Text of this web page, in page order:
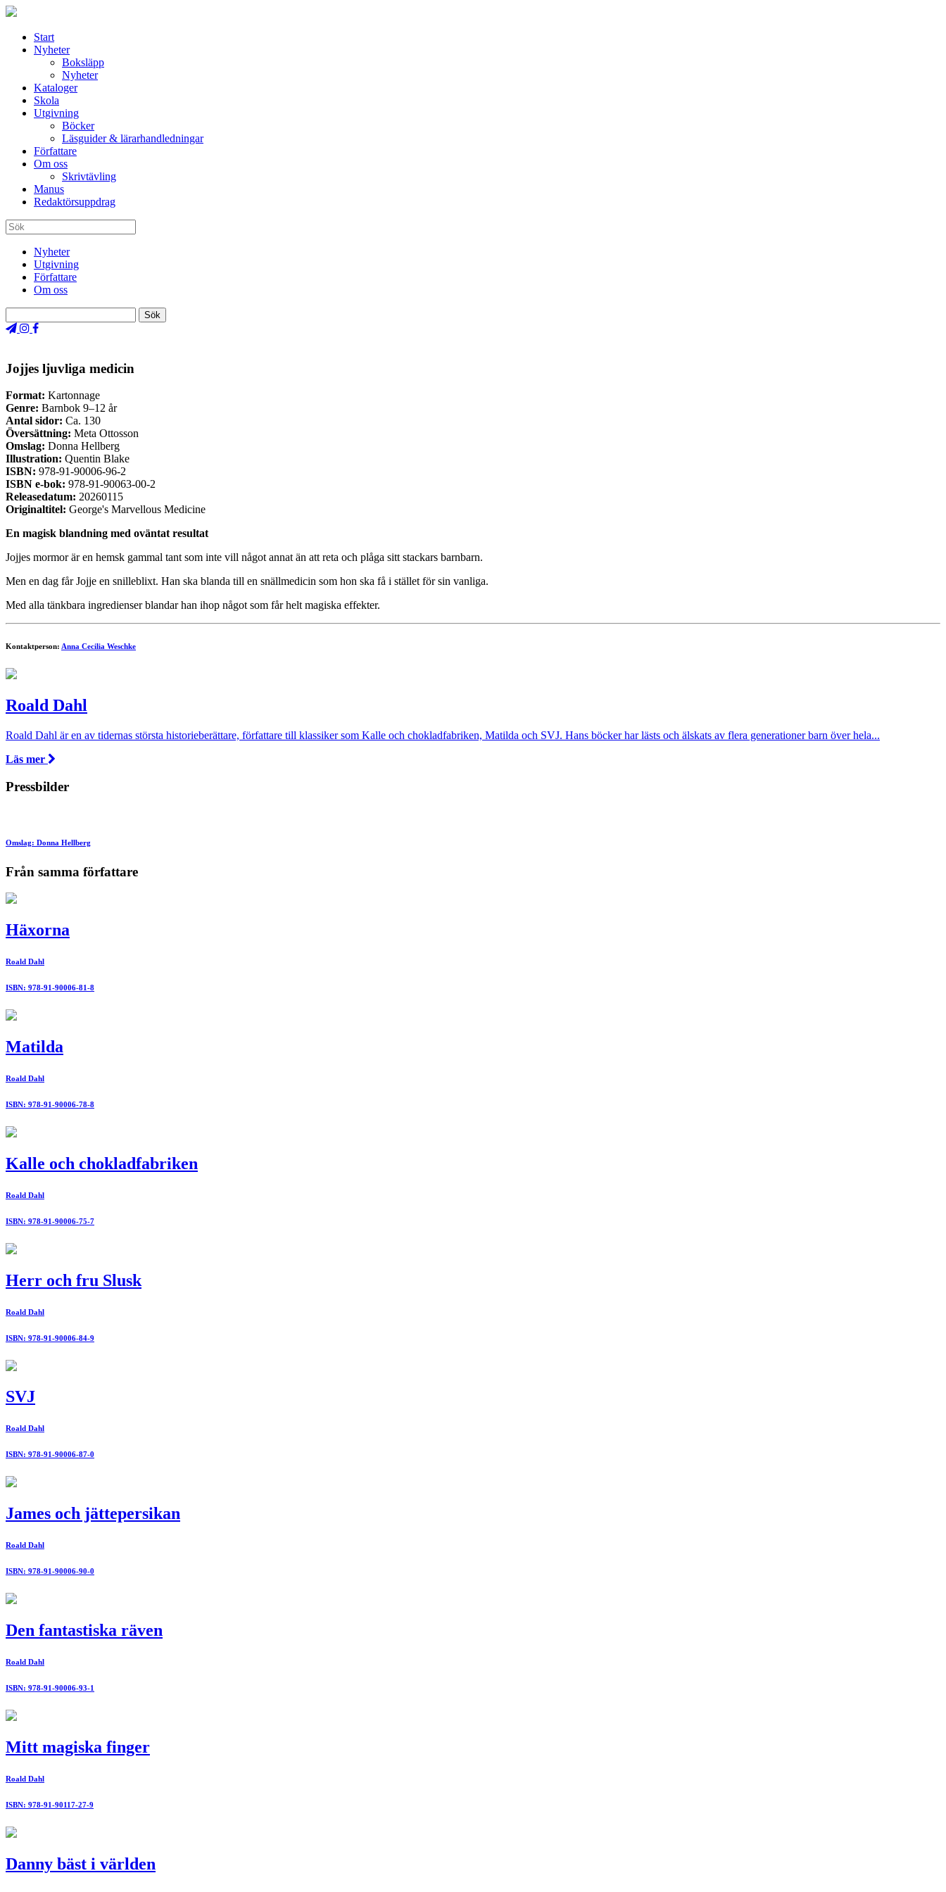
Start
Nyheter
Boksläpp
Nyheter
Kataloger
Skola
Utgivning
Böcker
Läsguider & lärarhandledningar
Författare
Om oss
Skrivtävling
Manus
Redaktörsuppdrag
Nyheter
Utgivning
Författare
Om oss
Jojjes ljuvliga medicin
Format: Kartonnage
Genre: Barnbok 9–12 år
Antal sidor: Ca. 130
Översättning: Meta Ottosson
Omslag: Donna Hellberg
Illustration: Quentin Blake
ISBN: 978-91-90006-96-2
ISBN e-bok: 978-91-90063-00-2
Releasedatum: 20260115
Originaltitel: George's Marvellous Medicine
En magisk blandning med oväntat resultat
Jojjes mormor är en hemsk gammal tant som inte vill något annat än att reta och plåga sitt stackars barnbarn.
Men en dag får Jojje en snilleblixt. Han ska blanda till en snällmedicin som hon ska få i stället för sin vanliga.
Med alla tänkbara ingredienser blandar han ihop något som får helt magiska effekter.
Kontaktperson: Anna Cecilia Weschke
Roald Dahl
Roald Dahl är en av tidernas största historieberättare, författare till klassiker som Kalle och chokladfabriken, Matilda och SVJ. Hans böcker har lästs och älskats av flera generationer barn över hela...
Läs mer
Pressbilder
Omslag: Donna Hellberg
Från samma författare
Häxorna
Roald Dahl
ISBN: 978-91-90006-81-8
Matilda
Roald Dahl
ISBN: 978-91-90006-78-8
Kalle och chokladfabriken
Roald Dahl
ISBN: 978-91-90006-75-7
Herr och fru Slusk
Roald Dahl
ISBN: 978-91-90006-84-9
SVJ
Roald Dahl
ISBN: 978-91-90006-87-0
James och jättepersikan
Roald Dahl
ISBN: 978-91-90006-90-0
Den fantastiska räven
Roald Dahl
ISBN: 978-91-90006-93-1
Mitt magiska finger
Roald Dahl
ISBN: 978-91-90117-27-9
Danny bäst i världen